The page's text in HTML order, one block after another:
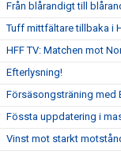
Från blårandigt till
Tuff mittfältare tillbaka i
HFF TV: Matchen mot
Efterlysning!
Försäsongsträning med
Fössta uppdatering i
Vinst mot starkt